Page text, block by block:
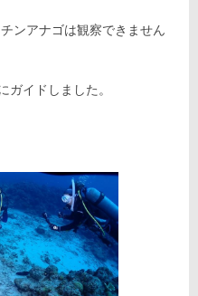
ンアナゴは観察できません
ガイドしました。